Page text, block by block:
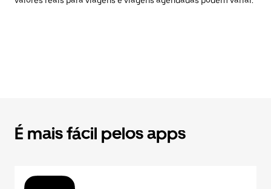
É mais fácil pelos apps